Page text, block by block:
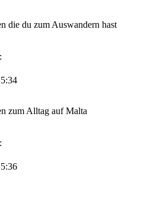
die du zum Auswandern hast
zum Alltag auf Malta